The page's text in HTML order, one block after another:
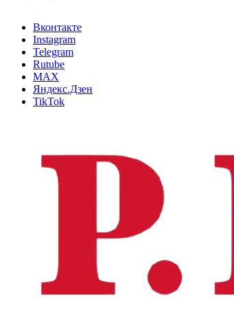
Вконтакте
Instagram
Telegram
Rutube
MAX
Яндекс.Дзен
TikTok